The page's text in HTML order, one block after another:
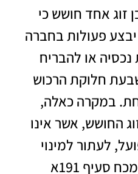
זוג אחד חושש כי
פעולות בחברה
או להבריח
חלוקת הרכוש
במקרה כאלה,
החושש, אשר אינו
לעתור למינוי
מנהל מיוחד לחברה מכח סעיף 191א